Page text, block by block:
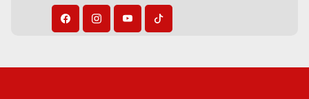
Árvores, Praça dos Pássaros, Praça das Flores,
Guaporé 1, 2 e 3, Colina do Sabiá, San Marco,